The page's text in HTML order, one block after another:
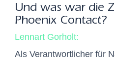
Und was war die
Phoenix Contact?
Lennart Gorholt:
Als Verantwortlicher für